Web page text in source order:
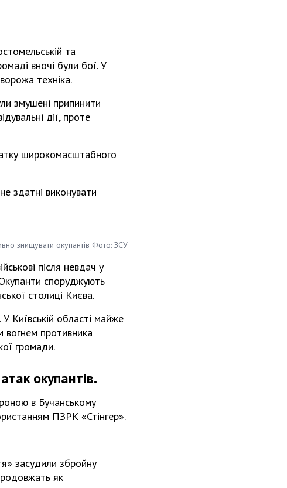
та
вночі були бої. У
техніка.
змушені припинити
дії, проте
широкомасштабного
здатні виконувати
знищувати окупантів Фото: ЗСУ
після невдач у
споруджують
столиці Києва.
Київській області майже
вогнем противника
громади.
окупантів.
в Бучанському
ПЗРК «Стінгер».
засудили збройну
як